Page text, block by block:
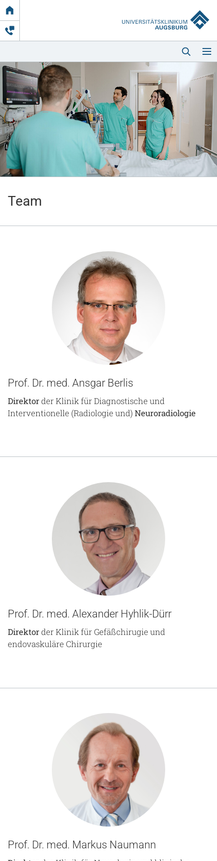
Link
zur
Startseite
Startseite
Kliniken & Einrichtungen
Notaufnahme
Anreise
Team
Prof. Dr. med. Ansgar Berlis
Direktorder Klinik für Diagnostische und
Interventionelle (Radiologie und) Neuroradiologie
Prof. Dr. med. Alexander Hyhlik-Dürr
Direktorder Klinik für Gefäßchirugie und
endovaskuläre Chirurgie
Prof. Dr. med. Markus Naumann